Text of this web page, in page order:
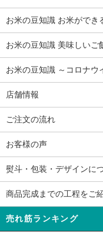
お米の豆知識 お米ができ
お米の豆知識 美味しいご
お米の豆知識 ～コロナウ
店舗情報
ご注文の流れ
お客様の声
熨斗・包装・デザインに
商品完成までの工程をご
売れ筋ランキング